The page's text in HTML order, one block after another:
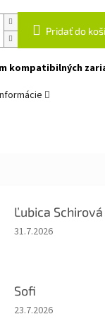
Pridať do
kompatibilných
Ľubica Schirová
Hodnotenie obchodu
31.7.2026
Sofi
Hodnotenie obchodu
23.7.2026